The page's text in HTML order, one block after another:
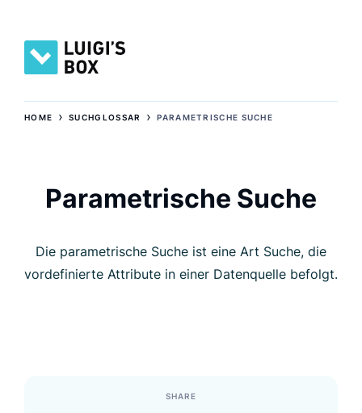
HOME ›SUCHGLOSSAR ›PARAMETRISCHE SUCHE
Parametrische Suche
Die parametrische Suche ist eine Art Suche, die
vordefinierte Attribute in einer Datenquelle befolgt.
SHARE